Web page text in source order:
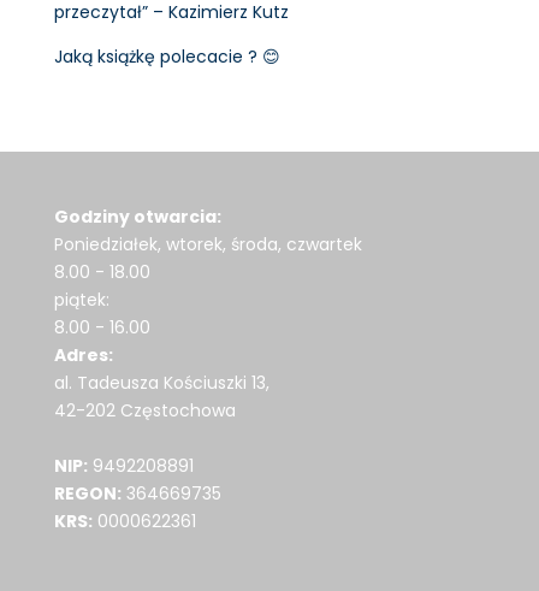
przeczytał” – Kazimierz Kutz
Jaką książkę polecacie ? 😊
Godziny otwarcia:
Poniedziałek, wtorek, środa, czwartek
8.00 - 18.00
piątek:
8.00 - 16.00
Adres:
al. Tadeusza Kościuszki 13,
42-202 Częstochowa
NIP: 9492208891
REGON: 364669735
KRS: 0000622361